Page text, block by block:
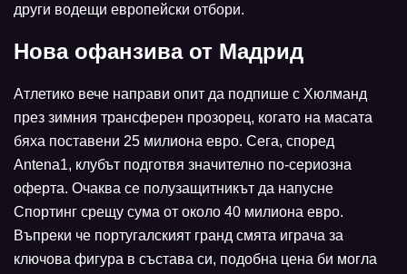
други водещи европейски отбори.
Нова офанзива от Мадрид
Атлетико вече направи опит да подпише с Хюлманд
през зимния трансферен прозорец, когато на масата
бяха поставени 25 милиона евро. Сега, според
Antena1, клубът подготвя значително по-сериозна
оферта. Очаква се полузащитникът да напусне
Спортинг срещу сума от около 40 милиона евро.
Въпреки че португалският гранд смята играча за
ключова фигура в състава си, подобна цена би могла